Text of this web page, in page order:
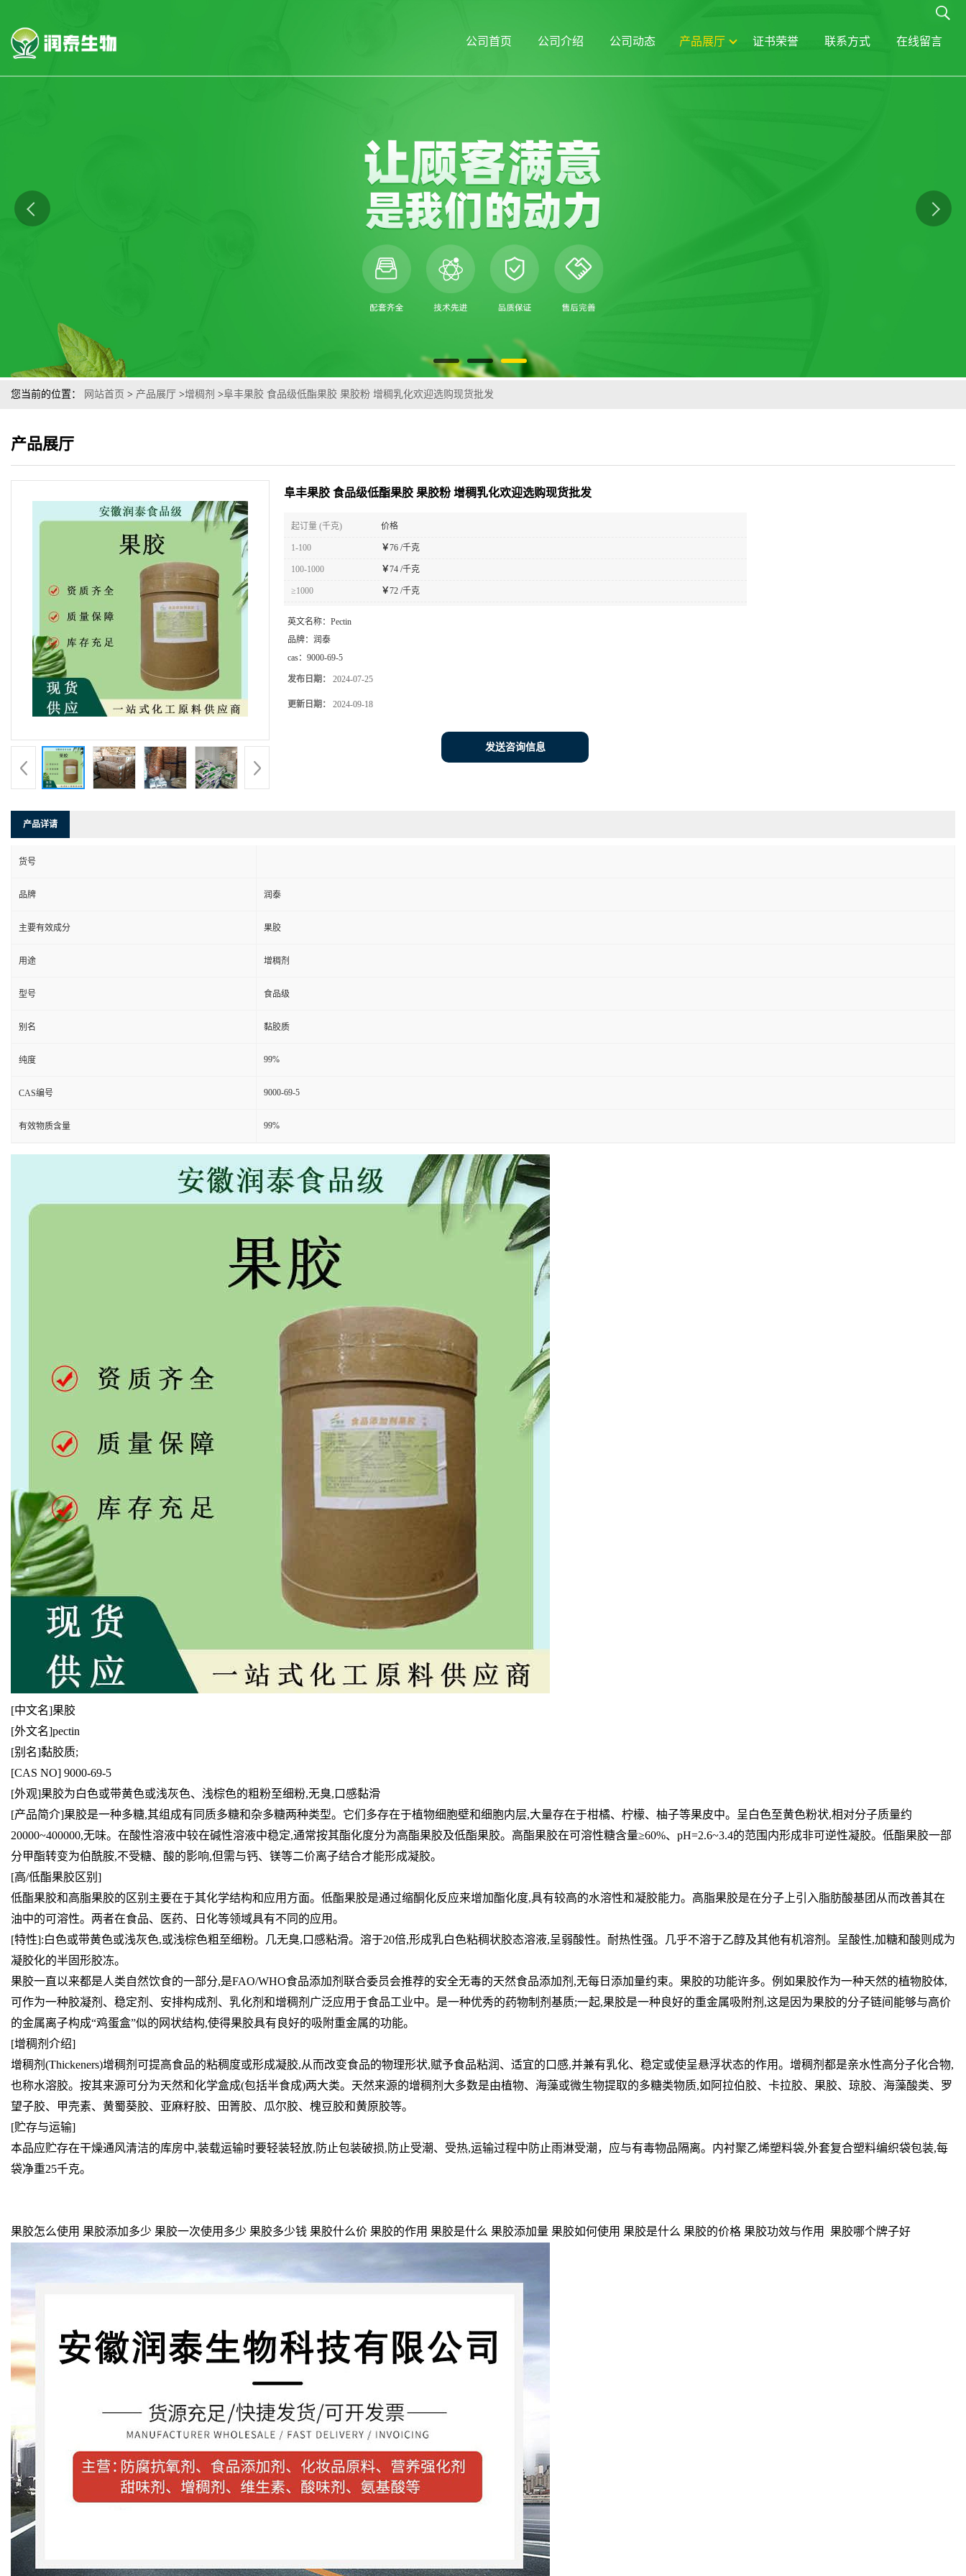
公司首页 公司介绍 公司动态 产品展厅 证书荣誉 联系方式 在线留言
您当前的位置： 网站首页 > 产品展厅 >增稠剂 >阜丰果胶 食品级低酯果胶 果胶粉 增稠乳化欢迎选购现货批发
产品展厅
阜丰果胶 食品级低酯果胶 果胶粉 增稠乳化欢迎选购现货批发
起订量 (千克) 价格
1-100 ￥76 /千克
100-1000 ￥74 /千克
≥1000 ￥72 /千克
英文名称： Pectin
品牌： 润泰
cas： 9000-69-5
发布日期： 2024-07-25
更新日期： 2024-09-18
发送咨询信息
产品详请
货号
品牌 润泰
主要有效成分 果胶
用途 增稠剂
型号 食品级
别名 黏胶质
纯度 99%
CAS编号 9000-69-5
有效物质含量 99%
[中文名]果胶
[外文名]pectin
[别名]黏胶质;
[CAS NO] 9000-69-5
[外观]果胶为白色或带黄色或浅灰色、浅棕色的粗粉至细粉,无臭,口感黏滑
[产品简介]果胶是一种多糖,其组成有同质多糖和杂多糖两种类型。它们多存在于植物细胞壁和细胞内层,大量存在于柑橘、柠檬、柚子等果皮中。呈白色至黄色粉状,相对分子质量约
20000~400000,无味。在酸性溶液中较在碱性溶液中稳定,通常按其酯化度分为高酯果胶及低酯果胶。高酯果胶在可溶性糖含量≥60%、pH=2.6~3.4的范围内形成非可逆性凝胶。低酯果胶一部
分甲酯转变为伯酰胺,不受糖、酸的影响,但需与钙、镁等二价离子结合才能形成凝胶。
[高/低酯果胶区别]
低酯果胶和高脂果胶的区别主要在于其化学结构和应用方面。低酯果胶是通过缩酮化反应来增加酯化度,具有较高的水溶性和凝胶能力。高脂果胶是在分子上引入脂肪酸基团从而改善其在
油中的可溶性。两者在食品、医药、日化等领域具有不同的应用。
[特性]:白色或带黄色或浅灰色,或浅棕色粗至细粉。几无臭,口感粘滑。溶于20倍,形成乳白色粘稠状胶态溶液,呈弱酸性。耐热性强。几乎不溶于乙醇及其他有机溶剂。呈酸性,加糖和酸则成为
凝胶化的半固形胶冻。
果胶一直以来都是人类自然饮食的一部分,是FAO/WHO食品添加剂联合委员会推荐的安全无毒的天然食品添加剂,无每日添加量约束。果胶的功能许多。例如果胶作为一种天然的植物胶体,
可作为一种胶凝剂、稳定剂、安排构成剂、乳化剂和增稠剂广泛应用于食品工业中。是一种优秀的药物制剂基质;一起,果胶是一种良好的重金属吸附剂,这是因为果胶的分子链间能够与高价
的金属离子构成“鸡蛋盒”似的网状结构,使得果胶具有良好的吸附重金属的功能。
[增稠剂介绍]
增稠剂(Thickeners)增稠剂可提高食品的粘稠度或形成凝胶,从而改变食品的物理形状,赋予食品粘润、适宜的口感,并兼有乳化、稳定或使呈悬浮状态的作用。增稠剂都是亲水性高分子化合物,
也称水溶胶。按其来源可分为天然和化学盒成(包括半食成)两大类。天然来源的增稠剂大多数是由植物、海藻或微生物提取的多糖类物质,如阿拉伯胶、卡拉胶、果胶、琼胶、海藻酸类、罗
望子胶、甲壳素、黄蜀葵胶、亚麻籽胶、田箐胶、瓜尔胶、槐豆胶和黄原胶等。
[贮存与运输]
本品应贮存在干燥通风清洁的库房中,装载运输时要轻装轻放,防止包装破损,防止受潮、受热,运输过程中防止雨淋受潮，应与有毒物品隔离。内衬聚乙烯塑料袋,外套复合塑料编织袋包装,每
袋净重25千克。
果胶怎么使用 果胶添加多少 果胶一次使用多少 果胶多少钱 果胶什么价 果胶的作用 果胶是什么 果胶添加量 果胶如何使用 果胶是什么 果胶的价格 果胶功效与作用 果胶哪个牌子好